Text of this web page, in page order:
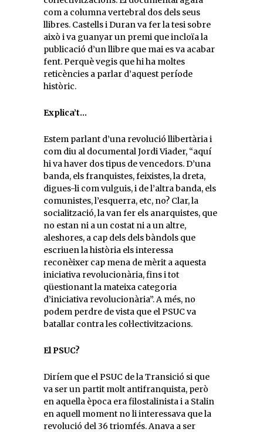
com a columna vertebral dos dels seus
llibres. Castells i Duran va fer la tesi sobre
això i va guanyar un premi que incloïa la
publicació d’un llibre que mai es va acabar
fent. Perquè vegis que hi ha moltes
reticències a parlar d’aquest període
històric.
Explica’t…
Estem parlant d’una revolució llibertària i
com diu al documental Jordi Viader, “aquí
hi va haver dos tipus de vencedors. D’una
banda, els franquistes, feixistes, la dreta,
digues-li com vulguis, i de l’altra banda, els
comunistes, l’esquerra, etc, no? Clar, la
socialització, la van fer els anarquistes, que
no estan ni a un costat ni a un altre,
aleshores, a cap dels dels bàndols que
escriuen la història els interessa
reconèixer cap mena de mèrit a aquesta
iniciativa revolucionària, fins i tot
qüestionant la mateixa categoria
d’iniciativa revolucionària”. A més, no
podem perdre de vista que el PSUC va
batallar contra les col·lectivitzacions.
El PSUC?
Diríem que el PSUC de la Transició si que
va ser un partit molt antifranquista, però
en aquella època era filostalinista i a Stalin
en aquell moment no li interessava que la
revolució del 36 triomfés. Anava a ser